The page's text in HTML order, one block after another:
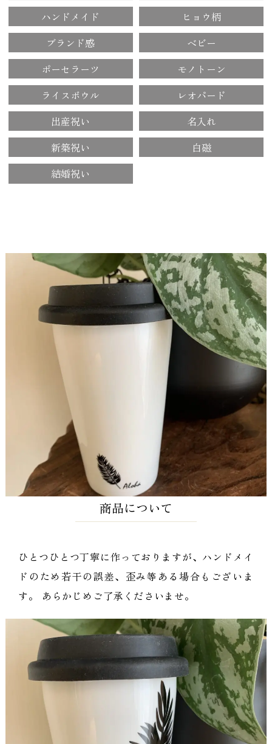
ハンドメイド
ヒョウ柄
ブランド感
ベビー
ポーセラーツ
モノトーン
ライスボウル
レオパード
出産祝い
名入れ
新築祝い
白磁
結婚祝い
商品について
ひとつひとつ丁寧に作っておりますが、ハンドメイ
ドのため若干の誤差、歪み等ある場合もございま
す。 あらかじめご了承くださいませ。